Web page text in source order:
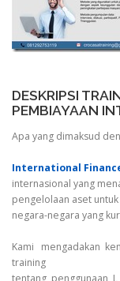
DESKRIPSI
PEMBIAYAAN
Apa yang dimaksud
International
internasional yang
pengelolaan aset
negara-negara yang
Kami mengadakan
training